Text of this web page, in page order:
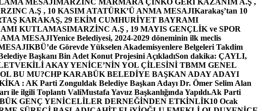
MESAJIMARZINC MARMARA ÇİNKO GERİ KAZANIM A.Ş ,
A.Ş , 10 KASIM ATATÜRK’Ü ANMA MESAJIKarakaş’tan 10
KARAKAŞ, 29 EKİM CUMHURİYET BAYRAMI
KUTLAMASIMARZİNC A.Ş , 19 MAYIS GENÇLİK ve SPOR
MESAJIYenice Belediyesi, 2024-2029 döneminin ilk meclis
KBÜ’de Görevde Yükselen Akademisyenlere Belgeleri Takdim
Başkanı Bin Adet Konut Projesini AçıkladıSon dakika: ÇAYLI,
AKAY YENİCE’NİN YOL ÇİLESİNİ TBMM GENEL
BU MU?CHP KARABÜK BELEDİYE BAŞKAN ADAY ADAYI
: AK Parti Zonguldak Belediye Başkan Adayı Dr. Ömer Selim Alan
ilgili Toplantı ValiMustafa Yavuz Başkanlığında Yapıldı.Ak Parti
GENÇ YENİCELİLER DERNEĞİNDEN ETKİNLİK10 Ocak